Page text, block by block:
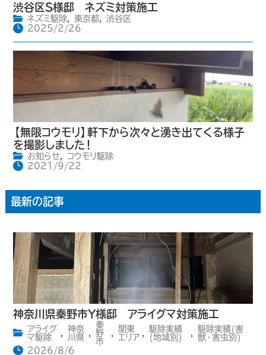
渋谷区S様邸 ネズミ対策施工
ネズミ駆除, 東京都,
渋谷区
2025/2/26
【無限コウモリ】軒下から次々と湧き出てくる様子
を撮影しました！
お知らせ,
コウモリ駆除
2021/9/22
最新の記事
神奈川県秦野市Y様邸 アライグマ対策施工
アライグ
マ駆除
神奈
川県
秦
野
市
関東
エリア
駆除実績
(地域別)
駆除実績(害
獣・害虫別)
2026/8/6